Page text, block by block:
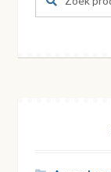
naar: